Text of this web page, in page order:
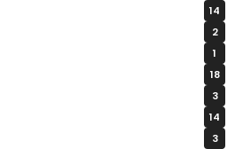
14
2
1
18
3
14
3